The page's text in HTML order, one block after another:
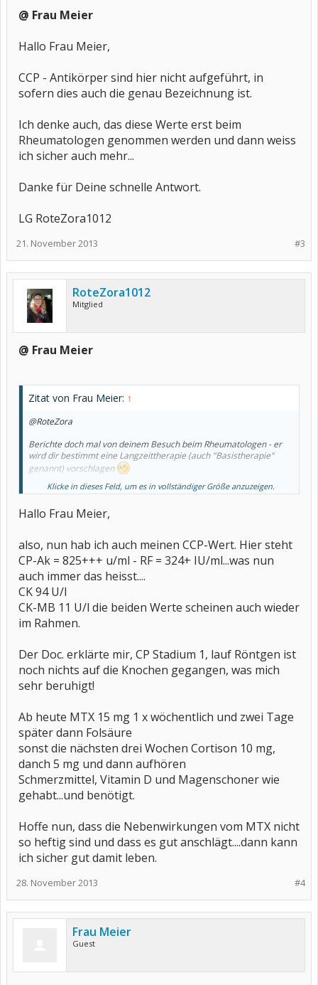
@ Frau Meier
Hallo Frau Meier,
CCP - Antikörper sind hier nicht aufgeführt, in
sofern dies auch die genau Bezeichnung ist.
Ich denke auch, das diese Werte erst beim
Rheumatologen genommen werden und dann weiss
ich sicher auch mehr...
Danke für Deine schnelle Antwort.
LG RoteZora1012
#3
21. November 2013
RoteZora1012
Mitglied
@ Frau Meier
Zitat von Frau Meier: ↑
@RoteZora
Berichte doch mal von deinem Besuch beim Rheumatologen - er
wird dir bestimmt eine Langzeittherapie (auch "Basistherapie"
genannt) vorschlagen
Liebe Grüße, Frau Meier
Klicke in dieses Feld, um es in vollständiger Größe anzuzeigen.
Hallo Frau Meier,
also, nun hab ich auch meinen CCP-Wert. Hier steht
CP-Ak = 825+++ u/ml - RF = 324+ IU/ml...was nun
auch immer das heisst....
CK 94 U/l
CK-MB 11 U/l die beiden Werte scheinen auch wieder
im Rahmen.
Der Doc. erklärte mir, CP Stadium 1, lauf Röntgen ist
noch nichts auf die Knochen gegangen, was mich
sehr beruhigt!
Ab heute MTX 15 mg 1 x wöchentlich und zwei Tage
später dann Folsäure
sonst die nächsten drei Wochen Cortison 10 mg,
danch 5 mg und dann aufhören
Schmerzmittel, Vitamin D und Magenschoner wie
gehabt...und benötigt.
Hoffe nun, dass die Nebenwirkungen vom MTX nicht
so heftig sind und dass es gut anschlägt....dann kann
ich sicher gut damit leben.
#4
28. November 2013
Frau Meier
Guest